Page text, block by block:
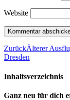
Website
ZurückÄlterer
Dresden
Inhaltsverzeichnis
Ganz neu für dich